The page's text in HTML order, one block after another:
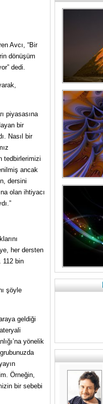
Avcı, “Bir
dönüşüm
dedi.
piyasasına
bir
Nasıl bir
tedbirlerimizi
ancak
dersini
olan ihtiyacı
her dersten
112 bin
şöyle
geldiği
yönelik
Örneğin,
bir sebebi